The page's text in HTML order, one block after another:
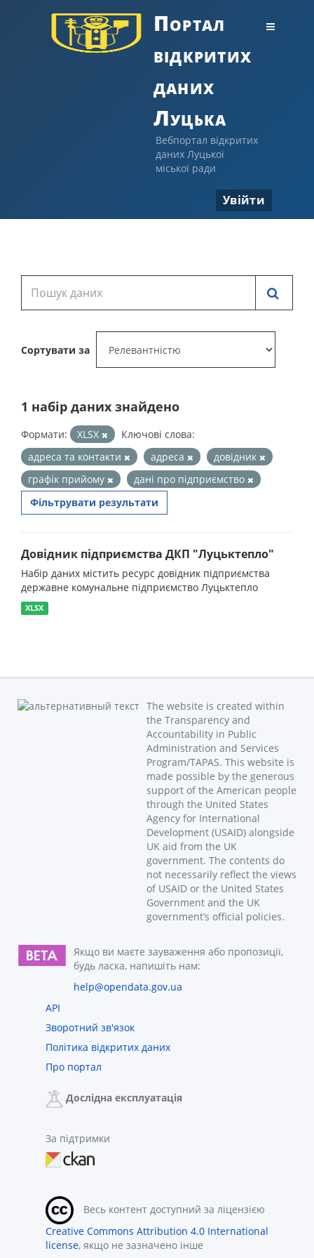
Портал
відкритих
даних
Луцька
Вебпортал відкритих
даних Луцької
міської ради
Увійти
Сортувати за
1 набір даних знайдено
Формати: XLSX
Ключові слова:
адреса та контакти
адреса
довідник
графік прийому
дані про підприємство
Фільтрувати результати
Довідник підприємства ДКП "Луцьктепло"
Набір даних містить ресурс довідник підприємства
державне комунальне підприємство Луцьктепло
XLSX
The website is created within
the Transparency and
Accountability in Public
Administration and Services
Program/TAPAS. This website is
made possible by the generous
support of the American people
through the United States
Agency for International
Development (USAID) alongside
UK aid from the UK
government. The contents do
not necessarily reflect the views
of USAID or the United States
Government and the UK
government’s official policies.
Якщо ви маєте зауваження або пропозиції,
будь ласка, напишіть нам:
help@opendata.gov.ua
API
Зворотний зв'язок
Політика відкритих даних
Про портал
Дослідна експлуатація
За підтримки
Весь контент доступний за ліцензією
Creative Commons Attribution 4.0 International
license, якщо не зазначено інше